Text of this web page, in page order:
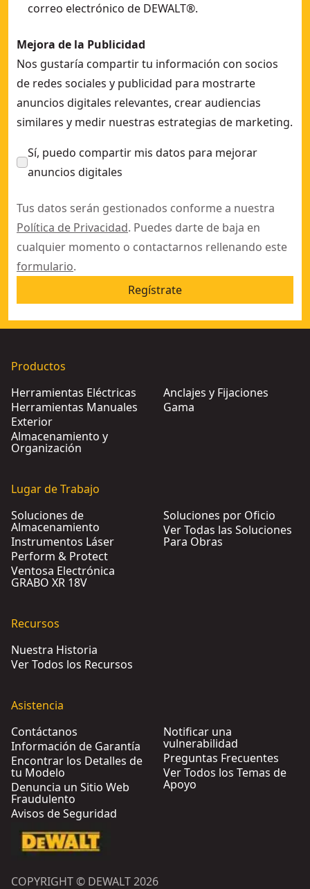
correo electrónico de DEWALT®.
Mejora de la Publicidad
Nos gustaría compartir tu información con socios
de redes sociales y publicidad para mostrarte
anuncios digitales relevantes, crear audiencias
similares y medir nuestras estrategias de marketing.
Sí, puedo compartir mis datos para mejorar
anuncios digitales
Tus datos serán gestionados conforme a nuestra
Política de Privacidad. Puedes darte de baja en
cualquier momento o contactarnos rellenando este
formulario.
Regístrate
Productos
Herramientas Eléctricas
Herramientas Manuales
Exterior
Almacenamiento y
Organización
Anclajes y Fijaciones
Gama
Lugar de Trabajo
Soluciones de
Almacenamiento
Instrumentos Láser
Perform & Protect
Ventosa Electrónica
GRABO XR 18V
Soluciones por Oficio
Ver Todas las Soluciones
Para Obras
Recursos
Nuestra Historia
Ver Todos los Recursos
Asistencia
Contáctanos
Información de Garantía
Encontrar los Detalles de
tu Modelo
Denuncia un Sitio Web
Fraudulento
Avisos de Seguridad
Notificar una
vulnerabilidad
Preguntas Frecuentes
Ver Todos los Temas de
Apoyo
COPYRIGHT © DEWALT 2026